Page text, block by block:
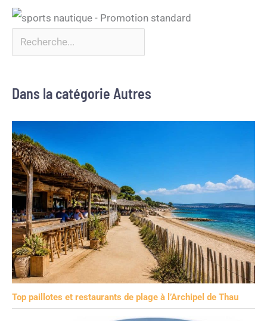
Dans la catégorie Autres
Top paillotes et restaurants de plage à l’Archipel de Thau